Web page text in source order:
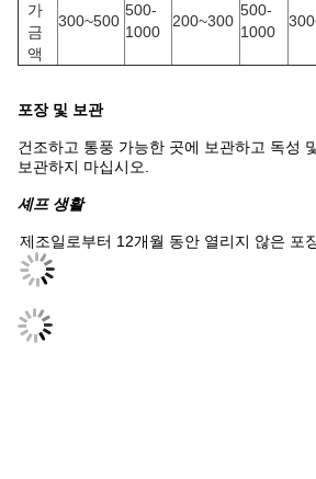
가
금
액
300~500
500-
1000
200~300
500-
1000
포장 및 보관
건조하고 통풍 가능한 곳에 보관하고 독성
보관하지 마십시오.
셰프 생활
제조일로부터 12개월 동안 열리지 않은 포